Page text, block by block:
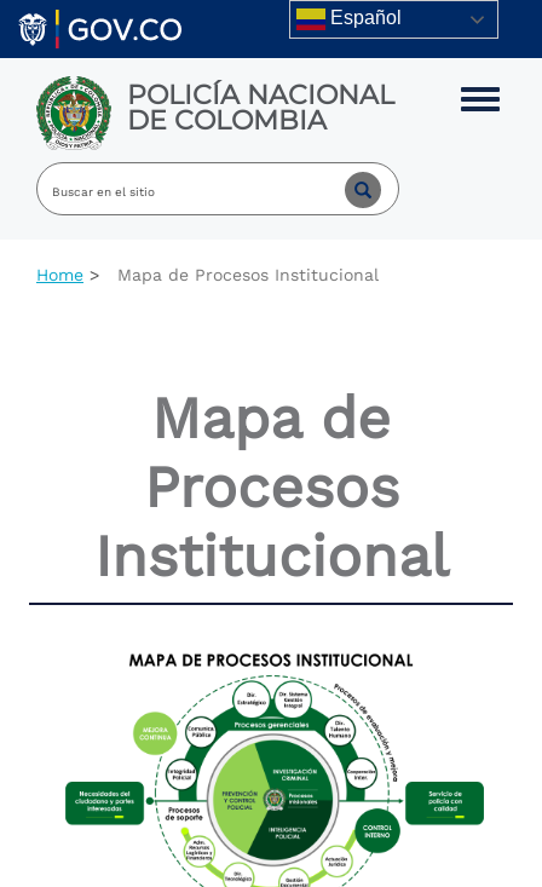
Skip to main content Español
POLICÍA NACIONAL
DE COLOMBIA Toggle
Home Mapa de Procesos Institucional
Mapa de
Procesos
Institucional